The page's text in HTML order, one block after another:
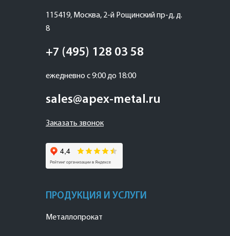
115419, Москва, 2-й Рощинский пр-д, д.
8
+7 (495) 128 03 58
ежедневно с 9:00 до 18:00
sales@apex-metal.ru
Заказать звонок
ПРОДУКЦИЯ И УСЛУГИ
Металлопрокат